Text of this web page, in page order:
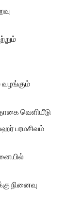
வழங்கும்
வெளியீடு
பரமசிவம்
நினைவு